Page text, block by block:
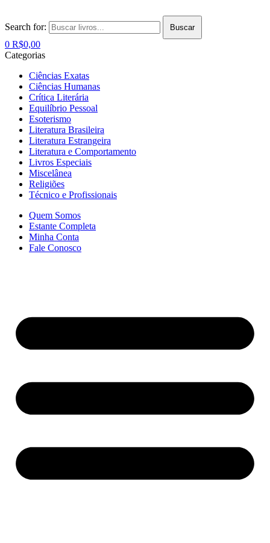
Search for: Buscar
0 R$0,00
Categorias
Ciências Exatas
Ciências Humanas
Crítica Literária
Equilíbrio Pessoal
Esoterismo
Literatura Brasileira
Literatura Estrangeira
Literatura e Comportamento
Livros Especiais
Miscelânea
Religiões
Técnico e Profissionais
Quem Somos
Estante Completa
Minha Conta
Fale Conosco